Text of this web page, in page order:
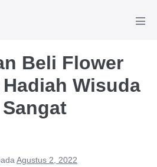
Beli Flower
Wisuda
Agustus 2, 2022